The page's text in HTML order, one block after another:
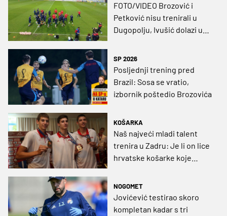
FOTO/VIDEO Brozović i
Petković nisu trenirali u
Dugopolju, Ivušić dolazi u
SP 2026
Posljednji trening pred
Brazil: Sosa se vratio,
izbornik poštedio Brozovića
KOŠARKA
Naš najveći mladi talent
trenira u Zadru: Je li on lice
hrvatske košarke koje
NOGOMET
Jovićević testirao skoro
kompletan kadar s tri